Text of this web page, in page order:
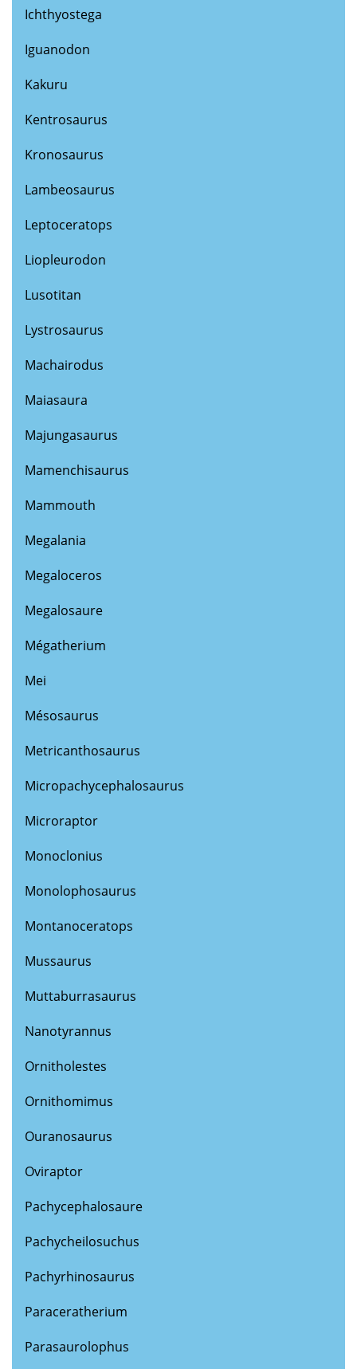
Ichthyostega
Iguanodon
Kakuru
Kentrosaurus
Kronosaurus
Lambeosaurus
Leptoceratops
Liopleurodon
Lusotitan
Lystrosaurus
Machairodus
Maiasaura
Majungasaurus
Mamenchisaurus
Mammouth
Megalania
Megaloceros
Megalosaure
Mégatherium
Mei
Mésosaurus
Metricanthosaurus
Micropachycephalosaurus
Microraptor
Monoclonius
Monolophosaurus
Montanoceratops
Mussaurus
Muttaburrasaurus
Nanotyrannus
Ornitholestes
Ornithomimus
Ouranosaurus
Oviraptor
Pachycephalosaure
Pachycheilosuchus
Pachyrhinosaurus
Paraceratherium
Parasaurolophus